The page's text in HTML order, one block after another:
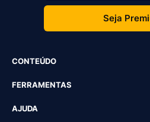
Seja
CONTEÚDO
FERRAMENTAS
AJUDA